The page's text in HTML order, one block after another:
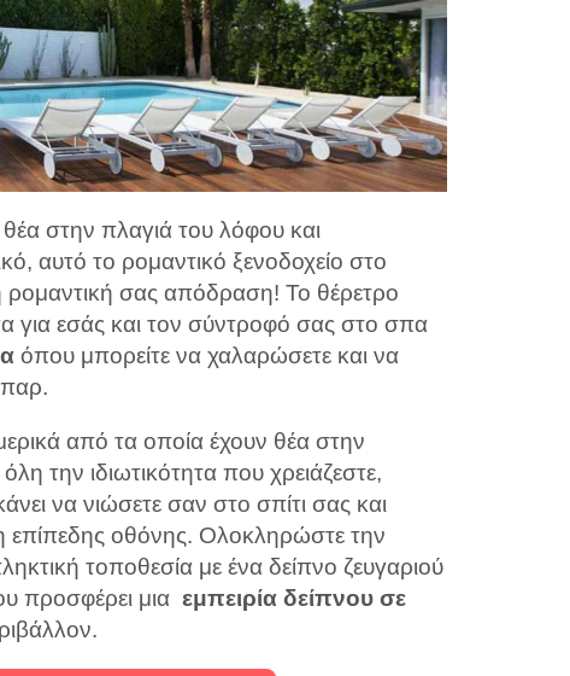
στην πλαγιά του λόφου και
αυτό το ρομαντικό ξενοδοχείο στο
ρομαντική σας απόδραση! Το θέρετρο
για εσάς και τον σύντροφό σας στο σπα
όπου μπορείτε να χαλαρώσετε και να
από τα οποία έχουν θέα στην
την ιδιωτικότητα που χρειάζεστε,
να νιώσετε σαν στο σπίτι σας και
οθόνης. Ολοκληρώστε την
τοποθεσία με ένα δείπνο ζευγαριού
προσφέρει μια εμπειρία δείπνου σε